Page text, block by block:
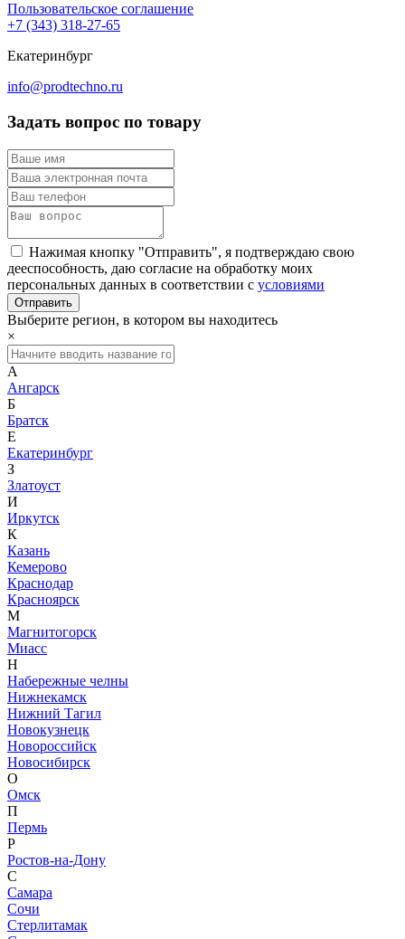
Пользовательское соглашение
+7 (343) 318-27-65
Екатеринбург
info@prodtechno.ru
Задать вопрос по товару
Нажимая кнопку "Отправить", я подтверждаю свою
дееспособность, даю согласие на обработку моих
персональных данных в соответствии с условиями
Выберите регион, в котором вы находитесь
×
А
Ангарск
Б
Братск
Е
Екатеринбург
З
Златоуст
И
Иркутск
К
Казань
Кемерово
Краснодар
Красноярск
М
Магнитогорск
Миасс
Н
Набережные челны
Нижнекамск
Нижний Тагил
Новокузнецк
Новороссийск
Новосибирск
О
Омск
П
Пермь
Р
Ростов-на-Дону
С
Самара
Сочи
Стерлитамак